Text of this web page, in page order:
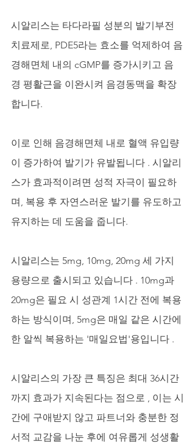
시알리스는 타다라필 성분의 발기부전
치료제로, PDE5라는 효소를 억제하여 음
경해면체 내의 cGMP를 증가시키고 음
경 평활근을 이완시켜 음경동맥을 확장
합니다.
이로 인해 음경해면체 내로 혈액 유입량
이 증가하여 발기가 유발됩니다 . 시알리
스가 효과적이려면 성적 자극이 필요하
며, 복용 후 자연스러운 발기를 유도하고
유지하는 데 도움을 줍니다.
시알리스는 5mg, 10mg, 20mg 세 가지
용량으로 출시되고 있습니다 . 10mg과
20mg은 필요 시 성관계 1시간 전에 복용
하는 방식이며, 5mg은 매일 같은 시간에
한 알씩 복용하는 '매일요법'용입니다 .
시알리스의 가장 큰 특징은 최대 36시간
까지 효과가 지속된다는 점으로 , 이는 시
간에 구애받지 않고 파트너와 충분한 정
서적 교감을 나눈 후에 여유롭게 성생활